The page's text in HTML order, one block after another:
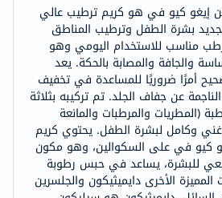
إيغو كيو في هو كريم ترطيب عالي
بشرة الطفل وترطيب المناطق
مناسب للاستخدام اليومي وهو
والجافة والمصابة بالحكة. يعد
أمرًا ضروريًا للمساعدة في تخفيف
عن جفاف الجلد. تم تركيبه بثلاثة
(المطريات والمرطبات والمانعة
غني وكامل لبشرة الطفل. يحتوي كريم
كيو في على السكوالين، وهو مكون
للبشرة، يساعد في حبس رطوبة
الأخرى دايميثيكون والجلسرين